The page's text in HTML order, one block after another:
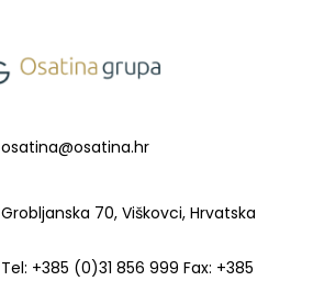
osatina@osatina.hr
Grobljanska 70, Viškovci, Hrvatska
Tel: +385 (0)31 856 999 Fax: +385